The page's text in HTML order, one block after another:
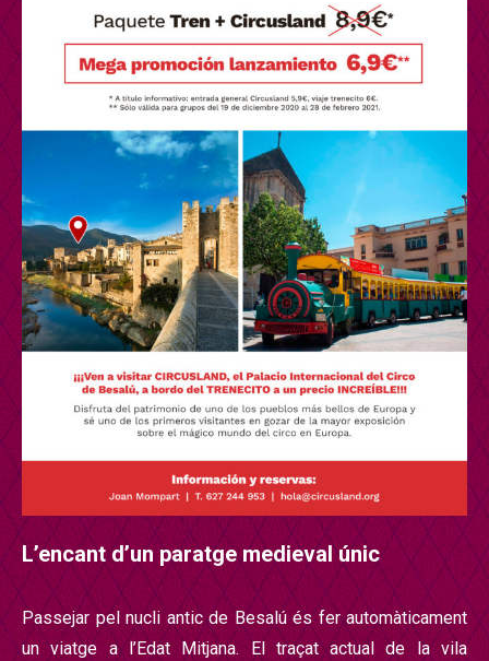
L’encant d’un paratge medieval únic
Passejar pel nucli antic de Besalú és fer automàticament
un viatge a l’Edat Mitjana. El traçat actual de la vila